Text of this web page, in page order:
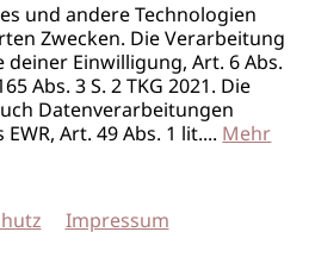
und andere Technologien
Zwecken. Die Verarbeitung
Einwilligung, Art. 6 Abs.
Abs. 3 S. 2 TKG 2021. Die
Datenverarbeitungen
Art. 49 Abs. 1 lit....Mehr
Impressum